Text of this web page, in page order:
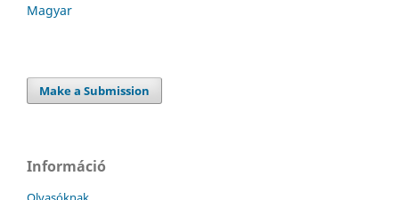
Magyar
Make a Submission
Információ